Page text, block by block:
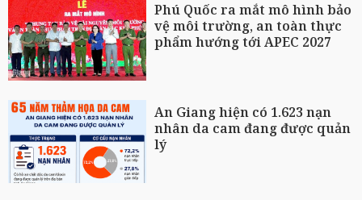
Phú Quốc ra mắt mô hình bảo
vệ môi trường, an toàn thực
phẩm hướng tới APEC 2027
An Giang hiện có 1.623 nạn
nhân da cam đang được quản
lý